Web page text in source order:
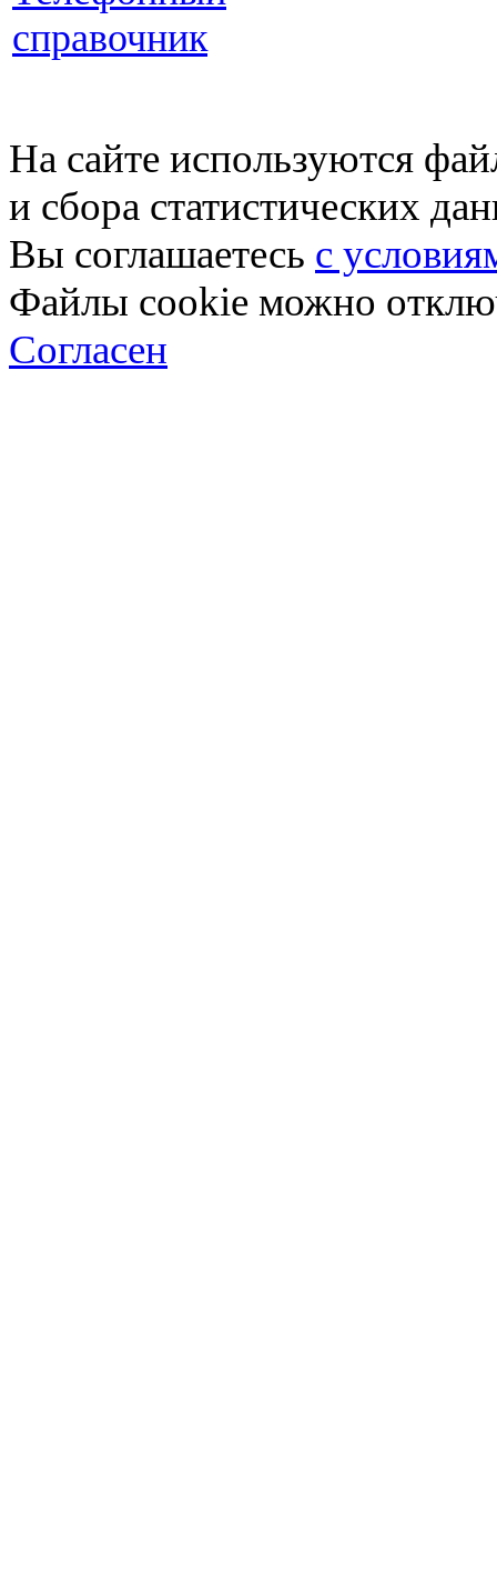
справочник
На сайте используются
и сбора статистических
Вы соглашаетесь с
Файлы cookie можно
Согласен